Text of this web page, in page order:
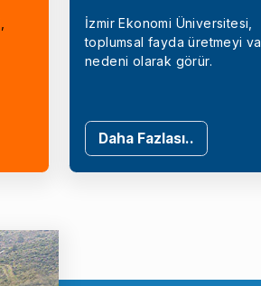
İzmir Ekonomi Üniversitesi,
toplumsal fayda üretmeyi
nedeni olarak görür.
Daha Fazlası..